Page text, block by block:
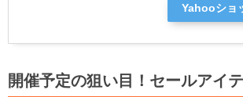
Yahooショ
開催予定の狙い目！セールアイ